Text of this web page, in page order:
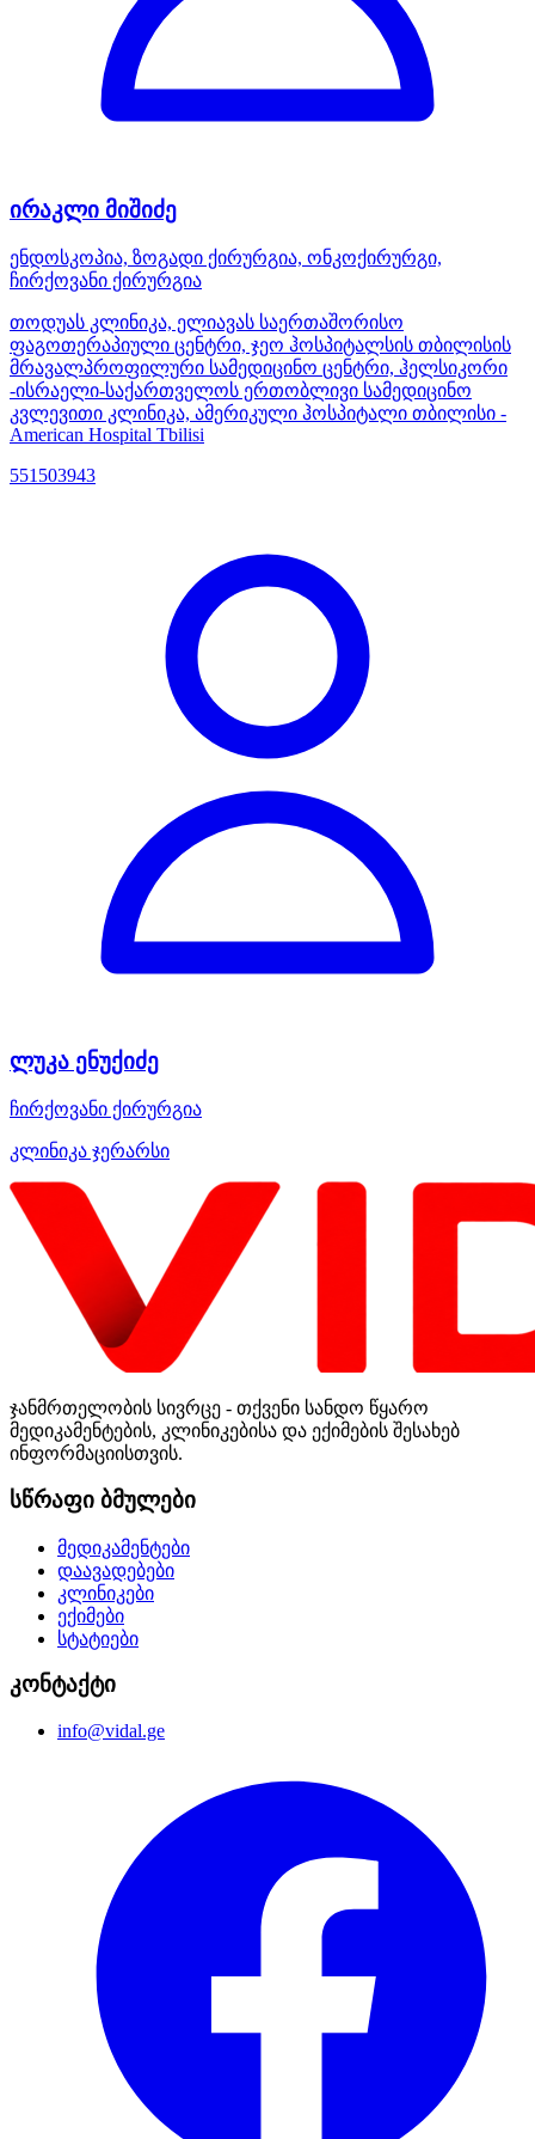
ირაკლი მიშიძე
ენდოსკოპია, ზოგადი ქირურგია, ონკოქირურგი,
ჩირქოვანი ქირურგია
თოდუას კლინიკა, ელიავას საერთაშორისო
ფაგოთერაპიული ცენტრი, ჯეო ჰოსპიტალსის თბილისის
მრავალპროფილური სამედიცინო ცენტრი, ჰელსიკორი
-ისრაელი-საქართველოს ერთობლივი სამედიცინო
კვლევითი კლინიკა, ამერიკული ჰოსპიტალი თბილისი -
American Hospital Tbilisi
551503943
ლუკა ენუქიძე
ჩირქოვანი ქირურგია
კლინიკა ჯერარსი
ჯანმრთელობის სივრცე - თქვენი სანდო წყარო
მედიკამენტების, კლინიკებისა და ექიმების შესახებ
ინფორმაციისთვის.
სწრაფი ბმულები
მედიკამენტები
დაავადებები
კლინიკები
ექიმები
სტატიები
კონტაქტი
info@vidal.ge